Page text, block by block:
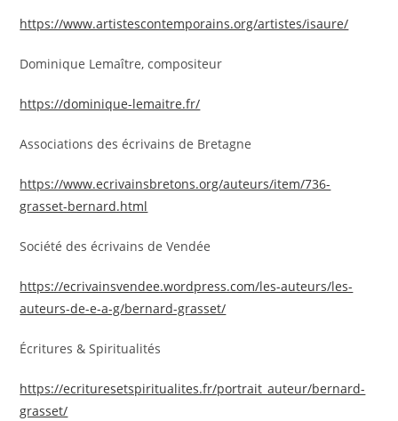
https://www.artistescontemporains.org/artistes/isaure/
Dominique Lemaître, compositeur
https://dominique-lemaitre.fr/
Associations des écrivains de Bretagne
https://www.ecrivainsbretons.org/auteurs/item/736-
grasset-bernard.html
Société des écrivains de Vendée
https://ecrivainsvendee.wordpress.com/les-auteurs/les-
auteurs-de-e-a-g/bernard-grasset/
Écritures & Spiritualités
https://ecrituresetspiritualites.fr/portrait_auteur/bernard-
grasset/